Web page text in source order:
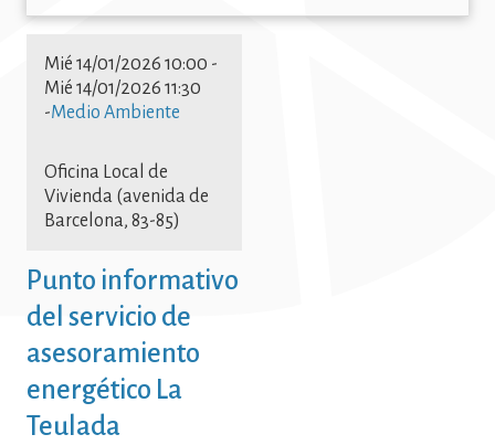
navegación
Paginación
Mié 14/01/2026 10:00 -
Mié 14/01/2026 11:30
-Medio Ambiente
Oficina Local de
Vivienda (avenida de
Barcelona, 83-85)
Punto informativo
del servicio de
asesoramiento
energético La
Teulada